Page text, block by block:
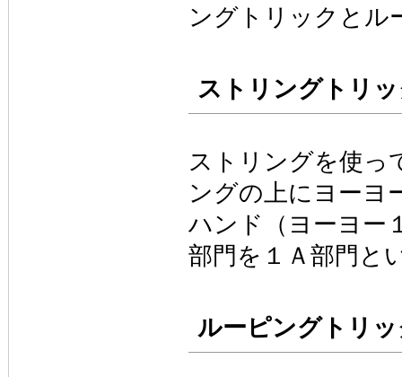
ングトリックとル
ストリングトリ
ストリングを使っ
ングの上にヨーヨ
ハンド（ヨーヨー
部門を１Ａ部門と
ルーピングトリ